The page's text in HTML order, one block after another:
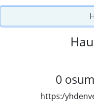
0
https:/